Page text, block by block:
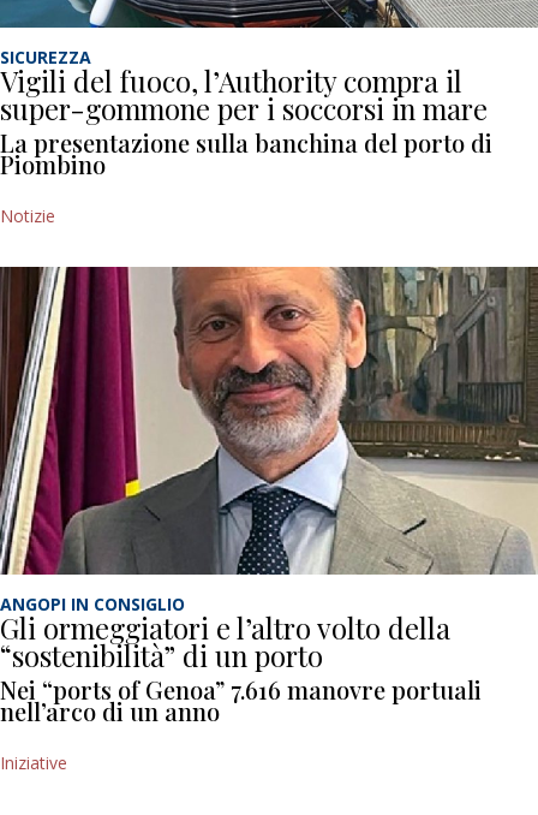
SICUREZZA
Vigili del fuoco, l’Authority compra il
super-gommone per i soccorsi in mare
La presentazione sulla banchina del porto di
Piombino
Notizie
ANGOPI IN CONSIGLIO
Gli ormeggiatori e l’altro volto della
“sostenibilità” di un porto
Nei “ports of Genoa” 7.616 manovre portuali
nell’arco di un anno
Iniziative